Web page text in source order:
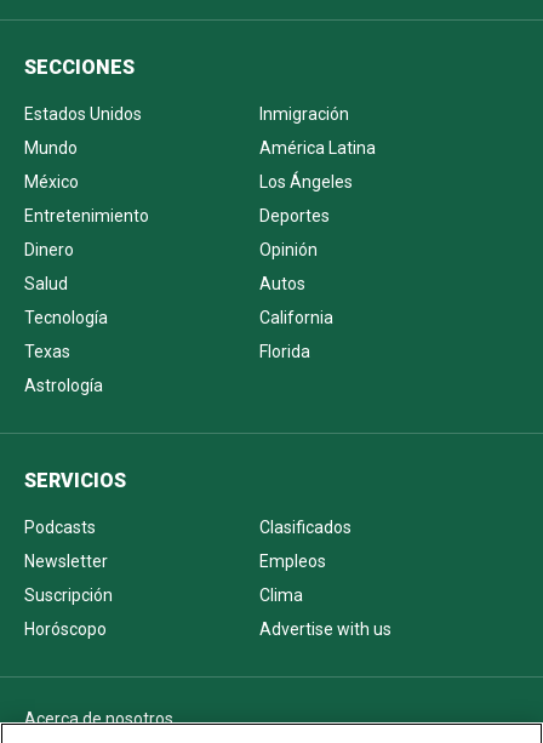
SECCIONES
Estados Unidos
Inmigración
Mundo
América Latina
México
Los Ángeles
Entretenimiento
Deportes
Dinero
Opinión
Salud
Autos
Tecnología
California
Texas
Florida
Astrología
SERVICIOS
Podcasts
Clasificados
Newsletter
Empleos
Suscripción
Clima
Horóscopo
Advertise with us
Acerca de nosotros